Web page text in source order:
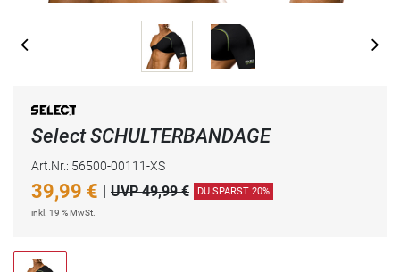
Select SCHULTERBANDAGE
Art.Nr.: 56500-00111-XS
39,99 € | UVP 49,99 € DU SPARST 20%
inkl. 19 % MwSt.